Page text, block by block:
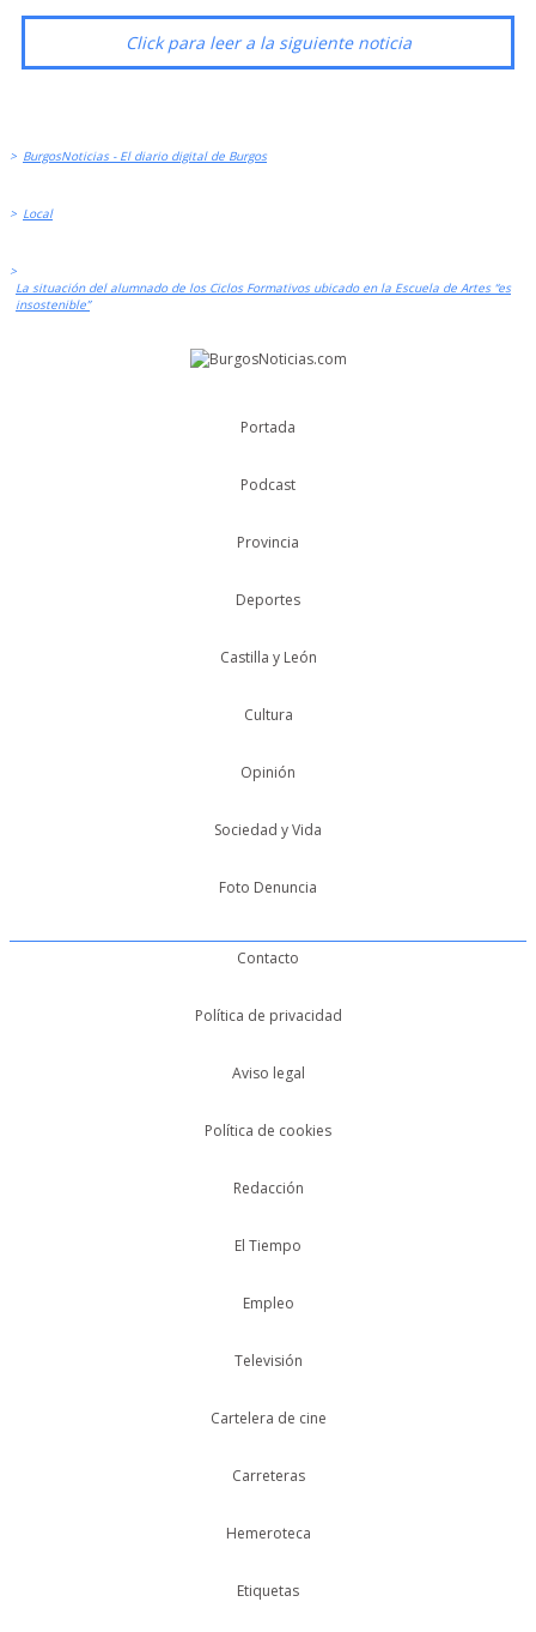
Click para leer a la siguiente noticia
> BurgosNoticias - El diario digital de Burgos
> Local
>
La situación del alumnado de los Ciclos Formativos ubicado en la Escuela de Artes “es
insostenible”
Portada
Podcast
Provincia
Deportes
Castilla y León
Cultura
Opinión
Sociedad y Vida
Foto Denuncia
Contacto
Política de privacidad
Aviso legal
Política de cookies
Redacción
El Tiempo
Empleo
Televisión
Cartelera de cine
Carreteras
Hemeroteca
Etiquetas